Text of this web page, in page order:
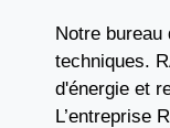
Notre
techniques.
d'énergie et
L’entreprise